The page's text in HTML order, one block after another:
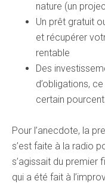
nature (un
Un prêt gratuit
et récupérer
rentable
Des
d’obligations,
certain
Pour l’anecdote, la
s’est faite à la radio
s’agissait du premier
qui a été fait à